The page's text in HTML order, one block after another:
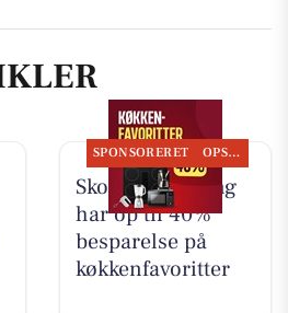
SPONSORERET OPSLAGSTAVLEN
Skousen Kolding
har op til 40%
besparelse på
køkkenfavoritter